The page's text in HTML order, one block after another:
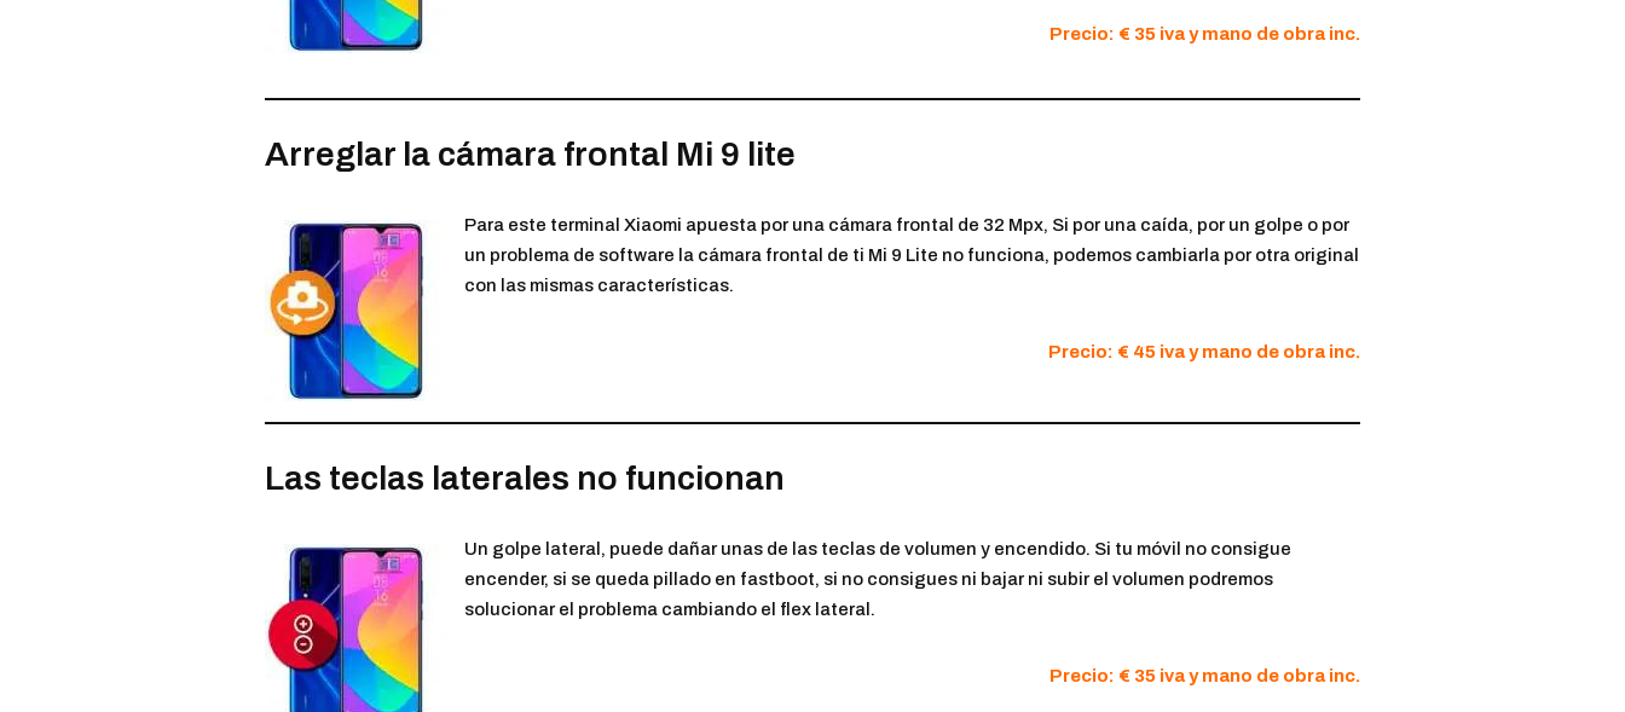
Precio: € 35 iva y mano de obra inc.
Arreglar la cámara frontal Mi 9 lite
Para este terminal Xiaomi apuesta por una cámara frontal de 32 Mpx, Si por una caída, por un golpe o por
un problema de software la cámara frontal de ti Mi 9 Lite no funciona, podemos cambiarla por otra original
con las mismas características.
Precio: € 45 iva y mano de obra inc.
Las teclas laterales no funcionan
Un golpe lateral, puede dañar unas de las teclas de volumen y encendido. Si tu móvil no consigue
encender, si se queda pillado en fastboot, si no consigues ni bajar ni subir el volumen podremos
solucionar el problema cambiando el flex lateral.
Precio: € 35 iva y mano de obra inc.